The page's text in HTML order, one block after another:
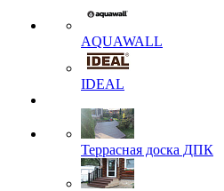
AQUAWALL
IDEAL
Террасная доска ДПК